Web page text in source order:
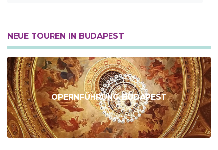
NEUE TOUREN IN BUDAPEST
OPERNFÜHRUNG BUDAPEST